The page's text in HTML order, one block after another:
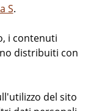
S.
i contenuti
distribuiti con
del sito